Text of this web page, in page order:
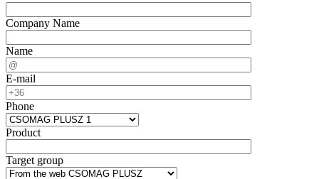
Company Name
Name
E-mail
Phone
Product
Target group